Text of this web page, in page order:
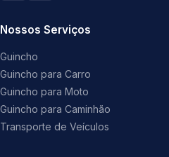
Nossos Serviços
Guincho
Guincho para Carro
Guincho para Moto
Guincho para Caminhão
Transporte de Veículos